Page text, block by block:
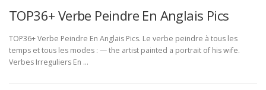
TOP36+ Verbe Peindre En Anglais Pics
TOP36+ Verbe Peindre En Anglais Pics. Le verbe peindre à tous les
temps et tous les modes : — the artist painted a portrait of his wife.
Verbes Irreguliers En …